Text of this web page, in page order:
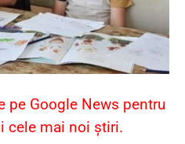
pe Google News pentru
cele mai noi știri.